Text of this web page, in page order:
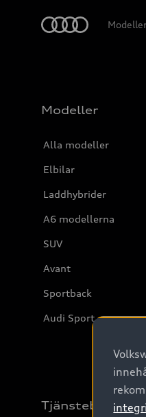
Modeller
Alla modeller
Elbilar
Laddhybrider
A6 modellerna
SUV
Avant
Sportback
Audi Sport
Tjänstebil